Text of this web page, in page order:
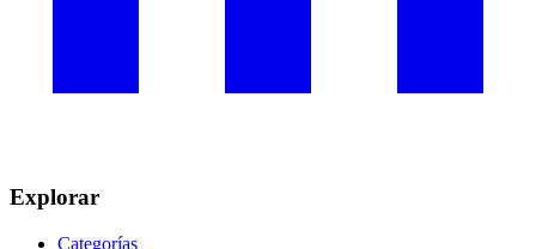
Explorar
Categorías